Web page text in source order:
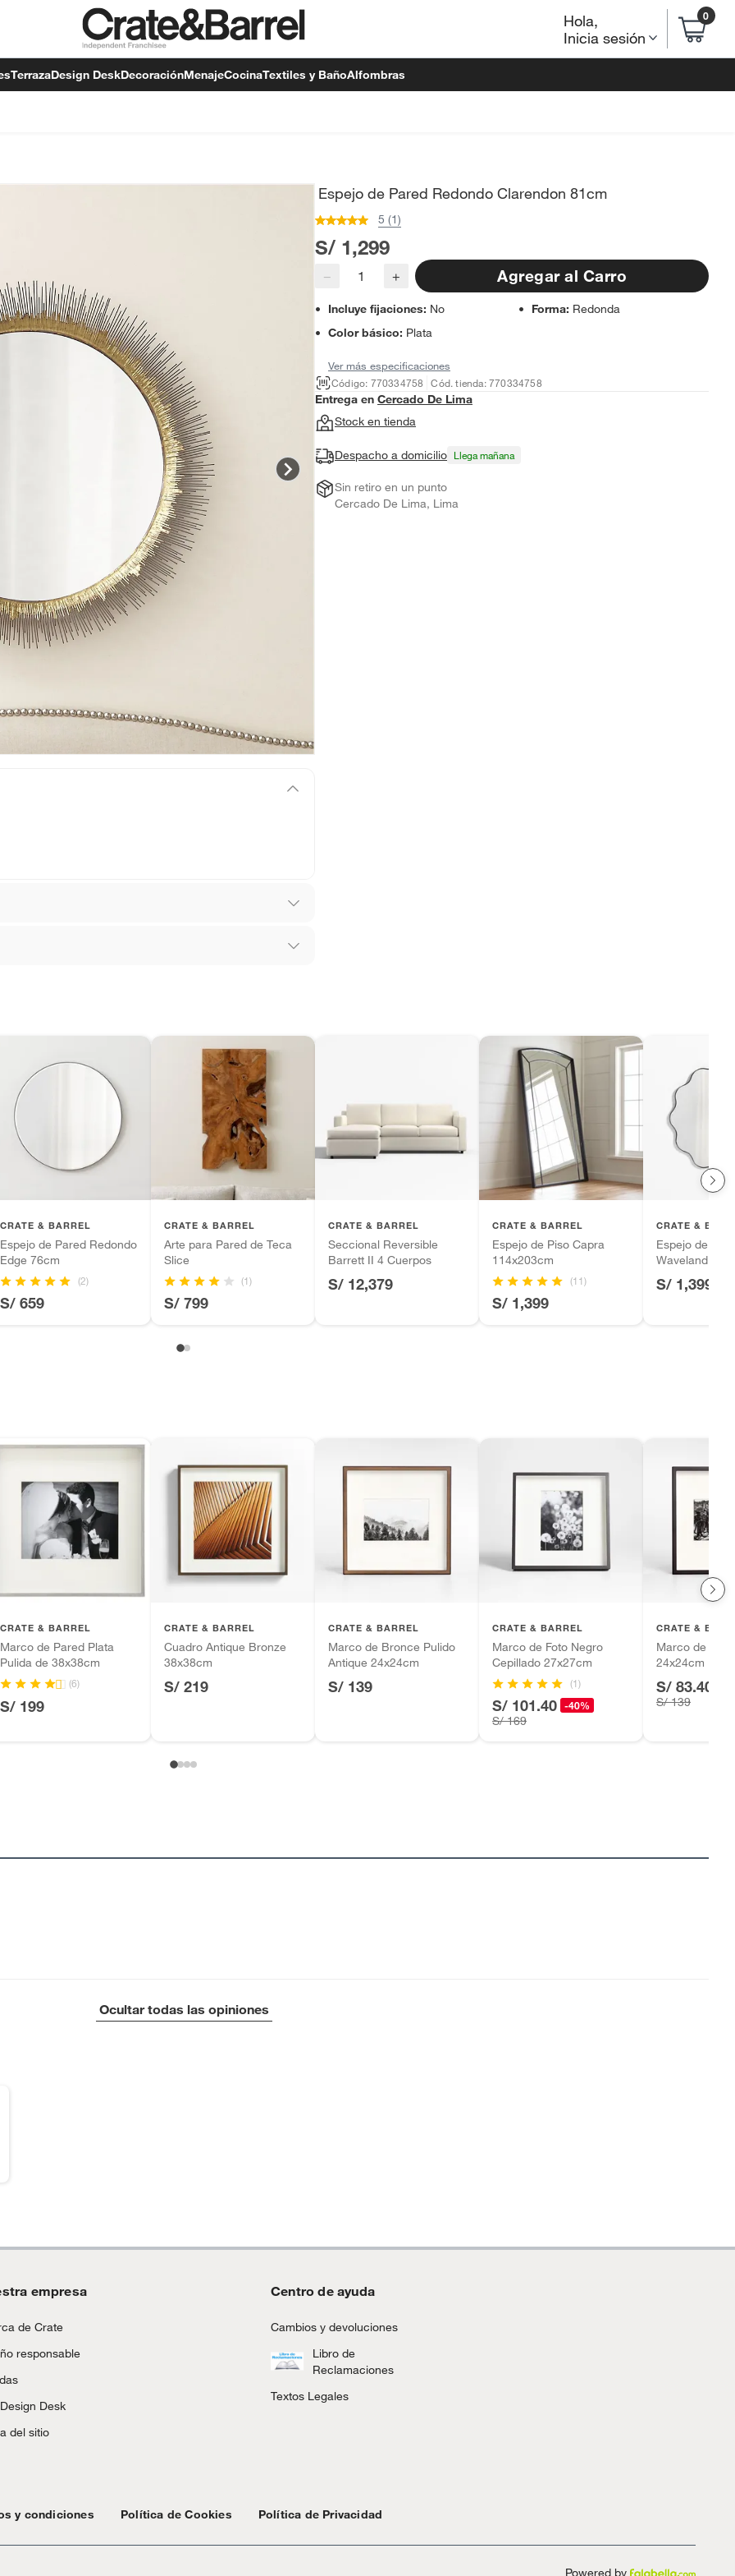
Hola,
Inicia sesión
0
TerrazaDesign DeskDecoraciónMenajeCocinaTextiles y BañoAlfombras
de sala
diferentes, otras con restricciones y algunas
tienen:
productos para asfalto, hormigón, albañilería.
productos para asfalto.
tecnología, línea blanca, colchones, muebles,
suplementos alimenticios, vitaminas.
Espejo de Pared Redondo Clarendon 81cm
5 (1)
S/ 1,299
− + Agregar al Carro
Incluye fijaciones: No Forma: Redonda
Color básico: Plata
Ver más especificaciones
Código: 770334758
Cód. tienda: 770334758
Entrega en Cercado De Lima
Stock en tienda
Despacho a domicilio Llega mañana
Sin retiro en un punto
Cercado De Lima, Lima
CRATE & BARREL
Espejo de Pared Redondo
Edge 76cm
(2)
S/ 659
CRATE & BARREL
Arte para Pared de Teca
Slice
(1)
S/ 799
CRATE & BARREL
Seccional Reversible
Barrett II 4 Cuerpos
S/ 12,379
CRATE & BARREL
Espejo de Piso Capra
114x203cm
(11)
S/ 1,399
CRATE &
Espejo de
Waveland
S/ 1,399
CRATE & BARREL
Marco de Pared Plata
Pulida de 38x38cm
(6)
S/ 199
CRATE & BARREL
Cuadro Antique Bronze
38x38cm
S/ 219
CRATE & BARREL
Marco de Bronce Pulido
Antique 24x24cm
S/ 139
CRATE & BARREL
Marco de Foto Negro
Cepillado 27x27cm
(1)
S/ 101.40 -40%
S/ 169
CRATE &
Marco de
24x24cm
S/ 83.40
S/ 139
Ocultar todas las opiniones
empresa
de Crate
responsable
Desk
del sitio
Centro de ayuda
Cambios y devoluciones
Libro de
Reclamaciones
Textos Legales
y condiciones Política de Cookies Política de Privacidad
Powered by